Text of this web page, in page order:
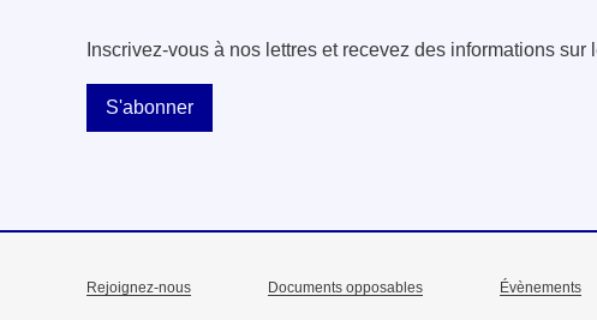
Inscrivez-vous à nos lettres et recevez des informations
S'abonner
Rejoignez-nous Documents opposables Évènements